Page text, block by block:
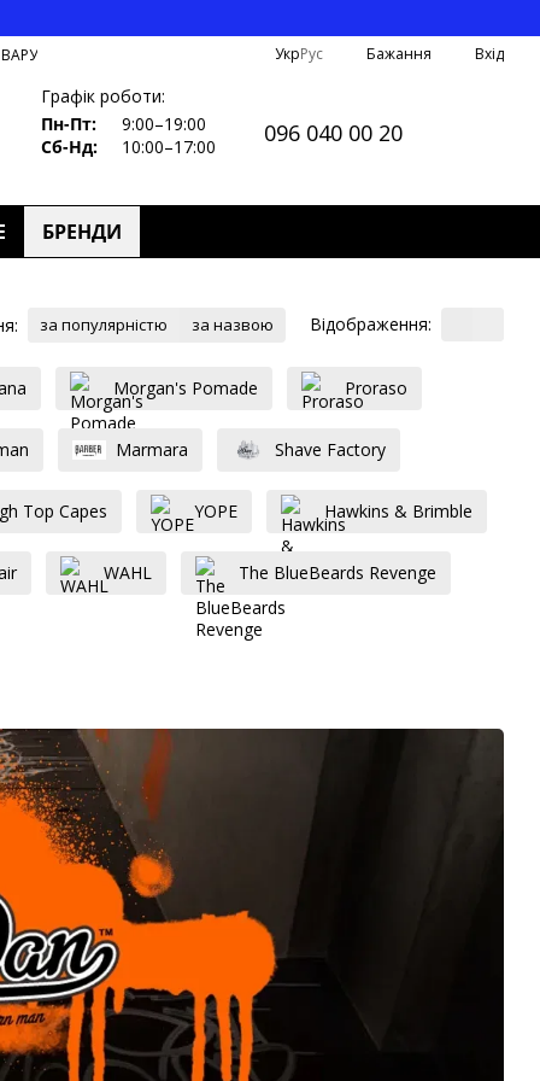
УкрРус Бажання Вхід
Графік роботи:
Пн-Пт:
9:00–19:00
Сб-Нд:
10:00–17:00 096 040 00 20
БРЕНДИ
за популярністю за назвою Відображення:
Morgan's Pomade Proraso
Marmara Shave Factory
Top Capes YOPE Hawkins & Brimble
WAHL The BlueBeards Revenge